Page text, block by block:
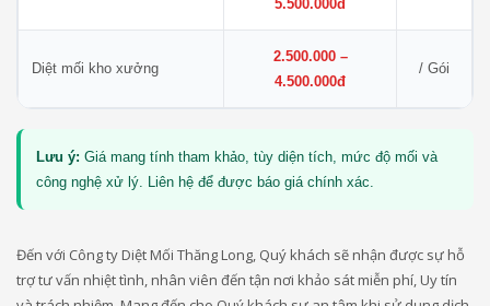
5.500.000đ
Diệt mối kho xưởng
2.500.000 –
4.500.000đ
/ Gói
Lưu ý: Giá mang tính tham khảo, tùy diện tích, mức độ mối và
công nghệ xử lý. Liên hệ để được báo giá chính xác.
Đến với Công ty Diệt Mối Thăng Long, Quý khách sẽ nhận được sự hỗ
trợ tư vấn nhiệt tình, nhân viên đến tận nơi khảo sát miễn phí, Uy tín